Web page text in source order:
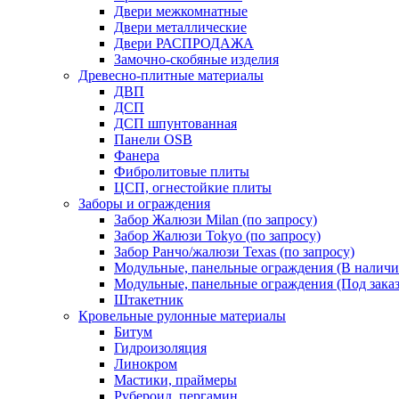
Двери межкомнатные
Двери металлические
Двери РАСПРОДАЖА
Замочно-скобяные изделия
Древесно-плитные материалы
ДВП
ДСП
ДСП шпунтованная
Панели OSB
Фанера
Фибролитовые плиты
ЦСП, огнестойкие плиты
Заборы и ограждения
Забор Жалюзи Milan (по запросу)
Забор Жалюзи Tokyo (по запросу)
Забор Ранчо/жалюзи Texas (по запросу)
Модульные, панельные ограждения (В
Модульные, панельные ограждения (Под
Штакетник
Кровельные рулонные материалы
Битум
Гидроизоляция
Линокром
Мастики, праймеры
Рубероид, пергамин